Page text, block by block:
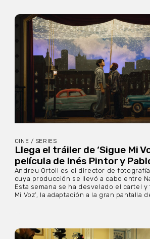
CINE / SERIES
Llega el tráiler de ‘Sigue Mi
película de Inés Pintor y
Andreu Ortoll es el director de
cuya producción se llevó a cabo entre
Esta semana se ha desvelado el cartel y
Mi Voz’, la adaptación a la gran pantalla